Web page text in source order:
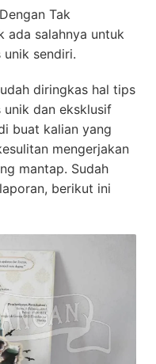
Tak
ada salahnya untuk
sendiri.
diringkas hal tips
dan eksklusif
buat kalian yang
mengerjakan
mantap. Sudah
berikut ini